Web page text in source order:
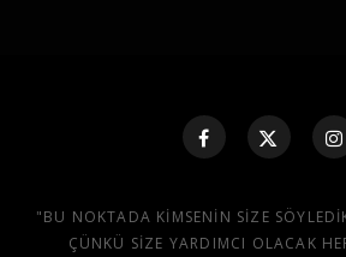
"BU NOKTADA KIMSENIN SIZE
ÇÜNKÜ SIZE YARDIMCI OLACAK